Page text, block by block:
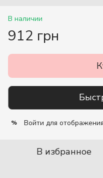
В наличии
912 грн
% Войти для
В избранное